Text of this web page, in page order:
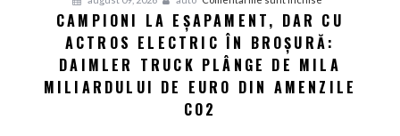
de
repede.
De
ce
Campioni
la
eșapament,
cu
CAMPIONI LA EȘAPAMENT, DAR CU
ACTROS ELECTRIC ÎN BROȘURĂ:
DAIMLER TRUCK PLÂNGE DE MILA
MILIARDULUI DE EURO DIN AMENZILE
CO2